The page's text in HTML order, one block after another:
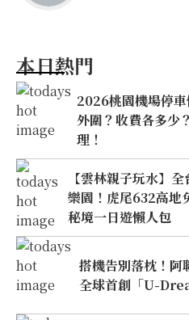
本日熱門
2026桃園機場停
外圍？收費各多少
理！
【雲林親子玩水】
樂園！虎尾632高地
秘境一日遊懶人包
搭機告別落枕！阿
全球首創「U-